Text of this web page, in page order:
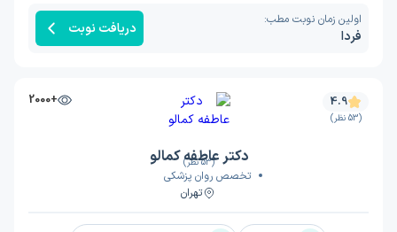
اولین زمان نوبت مطب:
فردا دریافت نوبت
(53 نظر)
+2000 4.9
(53 نظر)
دکتر عاطفه کمالو
تخصص روان پزشکی
تهران